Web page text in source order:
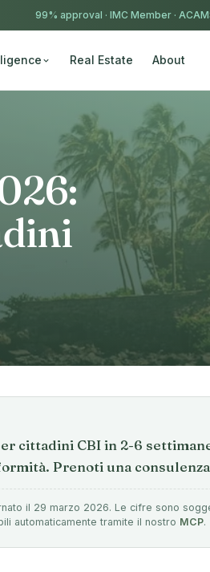
99% approval · IMC Member ·
Real Estate About
cittadini CBI in 2-6
Prenoti una
il 29 marzo 2026. Le cifre sono
automaticamente tramite il nostro MCP.